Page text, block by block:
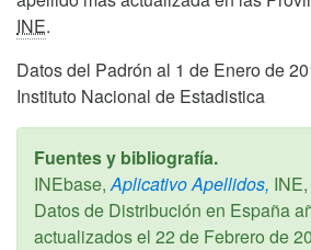
INE.
Datos del Padrón al 1 de Enero de
Instituto Nacional de Estadistica
Fuentes y bibliografía.
INEbase,Aplicativo Apellidos, INE,
Datos de Distribución en España
actualizados el 22 de Febrero de